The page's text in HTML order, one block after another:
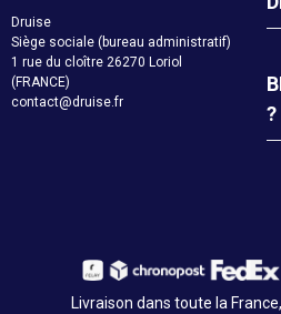
Druise
Siège sociale (bureau administratif)
1 rue du cloître 26270 Loriol
(FRANCE)
contact@druise.fr
?
Livraison dans toute la